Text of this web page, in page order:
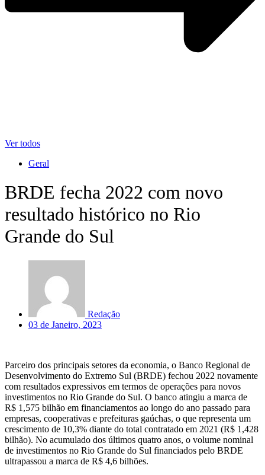
Ver todos
Geral
BRDE fecha 2022 com novo
resultado histórico no Rio
Grande do Sul
Redação
03 de Janeiro, 2023
Parceiro dos principais setores da economia, o Banco Regional de
Desenvolvimento do Extremo Sul (BRDE) fechou 2022 novamente
com resultados expressivos em termos de operações para novos
investimentos no Rio Grande do Sul. O banco atingiu a marca de
R$ 1,575 bilhão em financiamentos ao longo do ano passado para
empresas, cooperativas e prefeituras gaúchas, o que representa um
crescimento de 10,3% diante do total contratado em 2021 (R$ 1,428
bilhão). No acumulado dos últimos quatro anos, o volume nominal
de investimentos no Rio Grande do Sul financiados pelo BRDE
ultrapassou a marca de R$ 4,6 bilhões.